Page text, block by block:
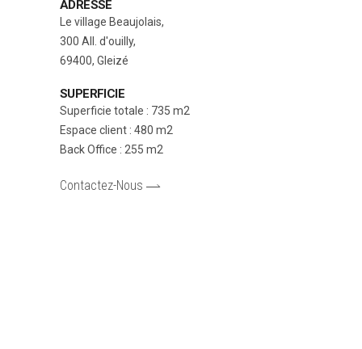
ADRESSE
Le village Beaujolais,
300 All. d'ouilly,
69400, Gleizé
SUPERFICIE
Superficie totale : 735 m2
Espace client : 480 m2
Back Office : 255 m2
Contactez-Nous